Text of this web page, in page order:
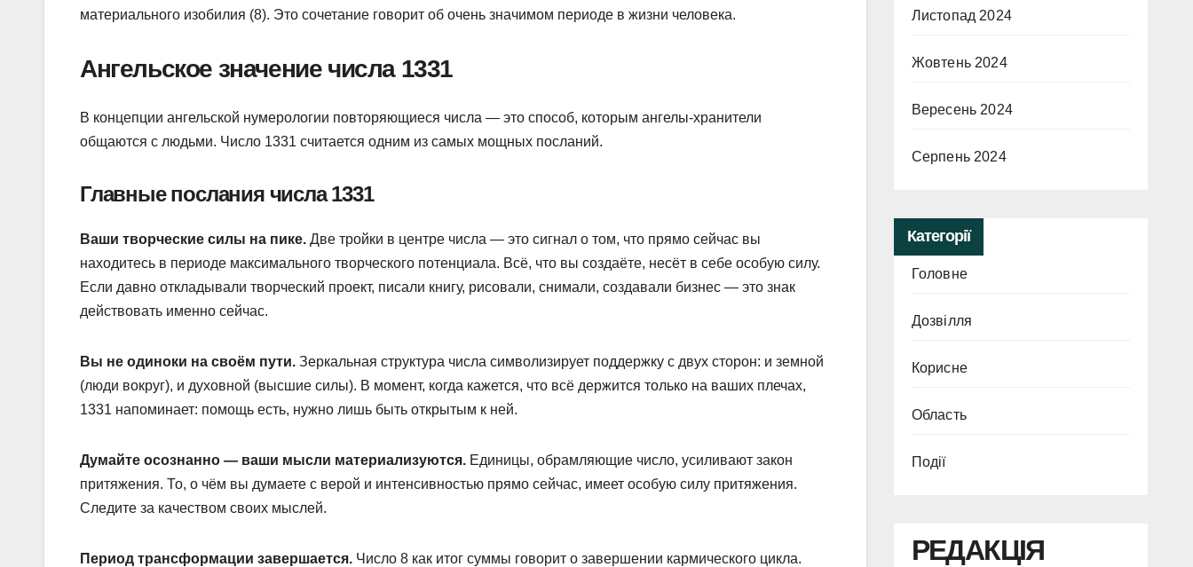
материального изобилия (8). Это сочетание говорит об очень значимом периоде в жизни человека.
Ангельское значение числа 1331
В концепции ангельской нумерологии повторяющиеся числа — это способ, которым ангелы-хранители
общаются с людьми. Число 1331 считается одним из самых мощных посланий.
Главные послания числа 1331
Ваши творческие силы на пике. Две тройки в центре числа — это сигнал о том, что прямо сейчас вы
находитесь в периоде максимального творческого потенциала. Всё, что вы создаёте, несёт в себе особую силу.
Если давно откладывали творческий проект, писали книгу, рисовали, снимали, создавали бизнес — это знак
действовать именно сейчас.
Вы не одиноки на своём пути. Зеркальная структура числа символизирует поддержку с двух сторон: и земной
(люди вокруг), и духовной (высшие силы). В момент, когда кажется, что всё держится только на ваших плечах,
1331 напоминает: помощь есть, нужно лишь быть открытым к ней.
Думайте осознанно — ваши мысли материализуются. Единицы, обрамляющие число, усиливают закон
притяжения. То, о чём вы думаете с верой и интенсивностью прямо сейчас, имеет особую силу притяжения.
Следите за качеством своих мыслей.
Период трансформации завершается. Число 8 как итог суммы говорит о завершении кармического цикла.
Листопад 2024
Жовтень 2024
Вересень 2024
Серпень 2024
Категорії
Головне
Дозвілля
Корисне
Область
Події
РЕДАКЦІЯ